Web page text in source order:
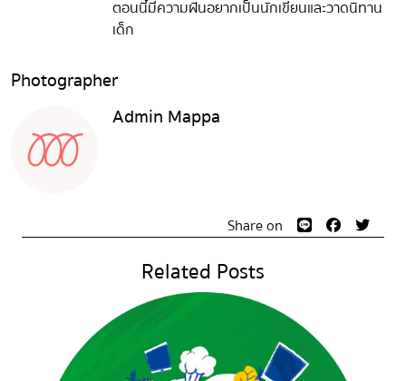
ตอนนี้มีความฝันอยากเป็นนักเขียนและวาดนิทาน
เด็ก
Photographer
Admin Mappa
Share on
Related Posts